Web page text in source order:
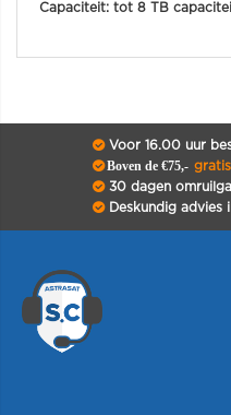
Capaciteit: tot 8 TB
Voor 16.00 uur
Boven de €75,- gratis
30 dagen
Deskundig advies